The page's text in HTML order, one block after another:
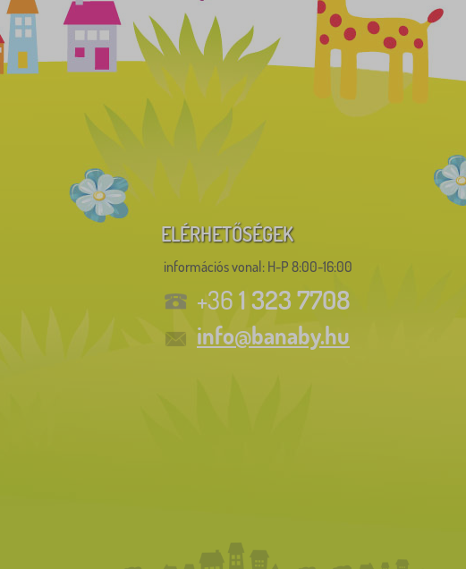
ELÉRHETŐSÉGEK
információs vonal: H-P 8:00-16:00
+361 323 7708
info@banaby.hu